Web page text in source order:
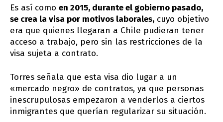
Es así como en 2015, durante el gobierno pasado,
se crea la visa por motivos laborales, cuyo objetivo
era que quienes llegaran a Chile pudieran tener
acceso a trabajo, pero sin las restricciones de la
visa sujeta a contrato.
Torres señala que esta visa dio lugar a un
«mercado negro» de contratos, ya que personas
inescrupulosas empezaron a venderlos a ciertos
inmigrantes que querían regularizar su situación.